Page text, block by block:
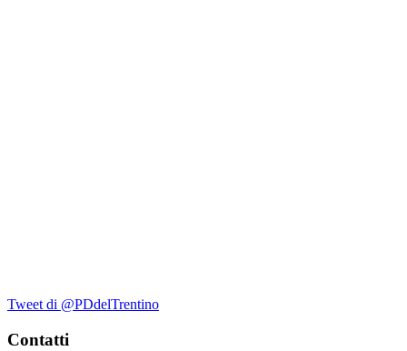
Tweet di @PDdelTrentino
Contatti